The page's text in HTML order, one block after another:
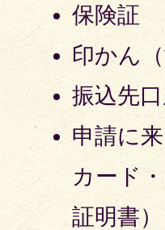
保険証
印かん
振込先
申請に
カード
証明書）